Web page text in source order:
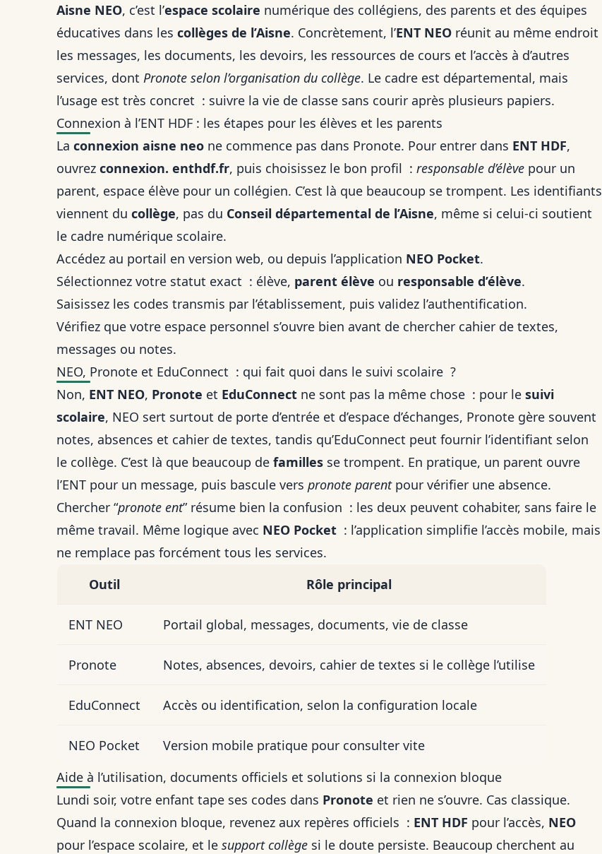
Aisne NEO, c’est l’espace scolaire numérique des collégiens, des parents et des équipes
éducatives dans les collèges de l’Aisne. Concrètement, l’ENT NEO réunit au même endroit
les messages, les documents, les devoirs, les ressources de cours et l’accès à d’autres
services, dont Pronote selon l’organisation du collège. Le cadre est départemental, mais
l’usage est très concret : suivre la vie de classe sans courir après plusieurs papiers.
Connexion à l’ENT HDF : les étapes pour les élèves et les parents
La connexion aisne neo ne commence pas dans Pronote. Pour entrer dans ENT HDF,
ouvrez connexion. enthdf.fr, puis choisissez le bon profil : responsable d’élève pour un
parent, espace élève pour un collégien. C’est là que beaucoup se trompent. Les identifiants
viennent du collège, pas du Conseil départemental de l’Aisne, même si celui-ci soutient
le cadre numérique scolaire.
Accédez au portail en version web, ou depuis l’application NEO Pocket.
Sélectionnez votre statut exact : élève, parent élève ou responsable d’élève.
Saisissez les codes transmis par l’établissement, puis validez l’authentification.
Vérifiez que votre espace personnel s’ouvre bien avant de chercher cahier de textes,
messages ou notes.
NEO, Pronote et EduConnect : qui fait quoi dans le suivi scolaire ?
Non, ENT NEO, Pronote et EduConnect ne sont pas la même chose : pour le suivi
scolaire, NEO sert surtout de porte d’entrée et d’espace d’échanges, Pronote gère souvent
notes, absences et cahier de textes, tandis qu’EduConnect peut fournir l’identifiant selon
le collège. C’est là que beaucoup de familles se trompent. En pratique, un parent ouvre
l’ENT pour un message, puis bascule vers pronote parentpour vérifier une absence.
Chercher “pronote ent” résume bien la confusion : les deux peuvent cohabiter, sans faire le
même travail. Même logique avec NEO Pocket : l’application simplifie l’accès mobile, mais
ne remplace pas forcément tous les services.
Outil
Rôle principal
ENT NEO Portail global, messages, documents, vie de classe
Pronote Notes, absences, devoirs, cahier de textes si le collège l’utilise
EduConnect Accès ou identification, selon la configuration locale
NEO Pocket
Version mobile pratique pour consulter vite
Aide à l’utilisation, documents officiels et solutions si la connexion bloque
Lundi soir, votre enfant tape ses codes dans Pronote et rien ne s’ouvre. Cas classique.
Quand la connexion bloque, revenez aux repères officiels : ENT HDF pour l’accès, NEO
pour l’espace scolaire, et le support collège si le doute persiste. Beaucoup cherchent au